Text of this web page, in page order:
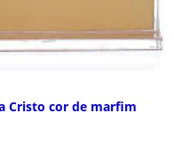
Cristo cor de marfim